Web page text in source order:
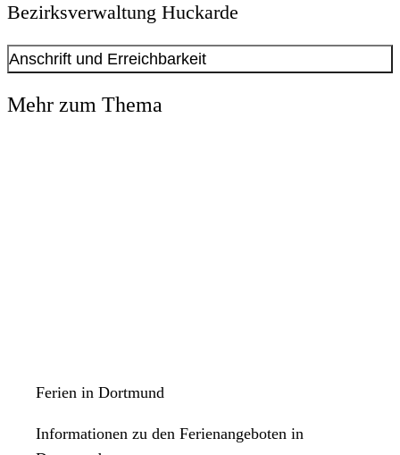
Geschäftsführung der Bezirksvertretung, Stadtbezirksmarketing
Bezirksverwaltung Huckarde
Anschrift und Erreichbarkeit
Mehr zum Thema
Ferien in Dortmund
Informationen zu den Ferienangeboten in